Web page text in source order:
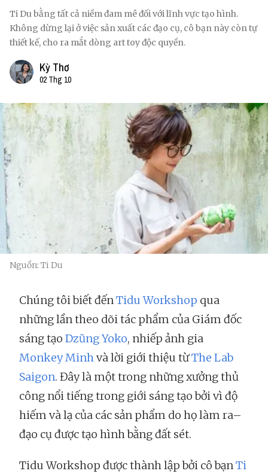
Ti Du bằng tất cả niềm đam mê đối với lĩnh vực tạo hình.
Không dừng lại ở việc sản xuất các đạo cụ, cô bạn này còn tự
thiết kế, cho ra mắt dòng art toy độc quyền.
Kỳ Thơ
02 Thg 10
Nguồn: Ti Du
Chúng tôi biết đếnTidu Workshop qua
những lần theo dõi tác phẩm của Giám đốc
sáng tạo Dzũng Yoko, nhiếp ảnh gia
Monkey Minhvà lời giới thiệu từThe Lab
Saigon. Đây là một trong những xưởng thủ
công nổi tiếng trong giới sáng tạo bởi vì độ
hiếm và lạ của các sản phẩm do họ làm ra–
đạo cụ được tạo hình bằng đất sét.
Tidu Workshop được thành lập bởi cô bạnTi